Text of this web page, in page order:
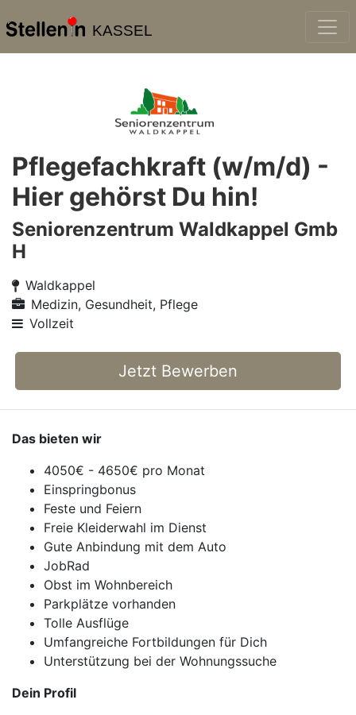
KASSEL
Pflegefachkraft (w/m/d) -
Hier gehörst Du hin!
Seniorenzentrum Waldkappel Gmb
H
Waldkappel
Medizin, Gesundheit, Pflege
Vollzeit
Jetzt Bewerben
Das bieten wir
4050€ - 4650€ pro Monat
Einspringbonus
Feste und Feiern
Freie Kleiderwahl im Dienst
Gute Anbindung mit dem Auto
JobRad
Obst im Wohnbereich
Parkplätze vorhanden
Tolle Ausflüge
Umfangreiche Fortbildungen für Dich
Unterstützung bei der Wohnungssuche
Dein Profil